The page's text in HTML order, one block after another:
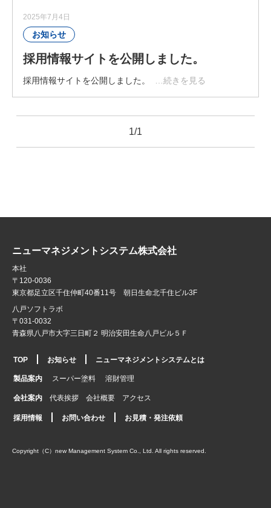
2025年7月4日
お知らせ
採用情報サイトを公開しました。
採用情報サイトを公開しました。 …続きを見る
1/1
ニューマネジメントシステム株式会社
本社
〒120-0036
東京都足立区千住仲町40番11号 朝日生命北千住ビル3F
八戸ソフトラボ
〒031-0032
青森県八戸市大字三日町２ 明治安田生命八戸ビル５Ｆ
TOP お知らせ ニューマネジメントシステムとは
製品案内 スーパー塗料 溶財管理
会社案内 代表挨拶 会社概要 アクセス
採用情報 お問い合わせ お見積・発注依頼
Copyright（C）new Management System Co., Ltd. All rights reserved.